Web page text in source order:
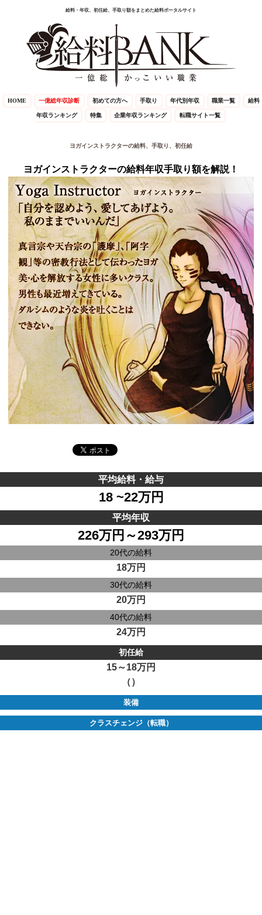
給料・年収、初任給、手取り額をまとめた給料ポータルサイト
HOME 一億総年収診断 初めての方へ 手取り 年代別年収 職業一覧 給料
年収ランキング 特集 企業年収ランキング 転職サイト一覧
ヨガインストラクターの給料、手取り、初任給
ヨガインストラクターの給料年収手取り額を解説！
平均給料・給与
18 ~22万円
平均年収
226万円～293万円
20代の給料
18万円
30代の給料
20万円
40代の給料
24万円
初任給
15～18万円
（）
装備
クラスチェンジ（転職）